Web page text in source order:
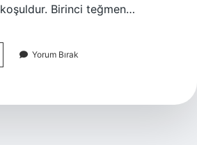
Birinci teğmen…
Yorum Bırak